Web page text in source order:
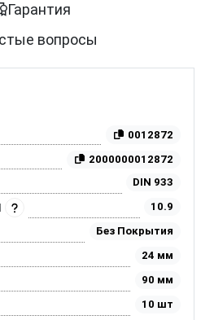
Гарантия
вопросы
0012872
2000000012872
DIN 933
10.9
Без Покрытия
24 мм
90 мм
10 шт